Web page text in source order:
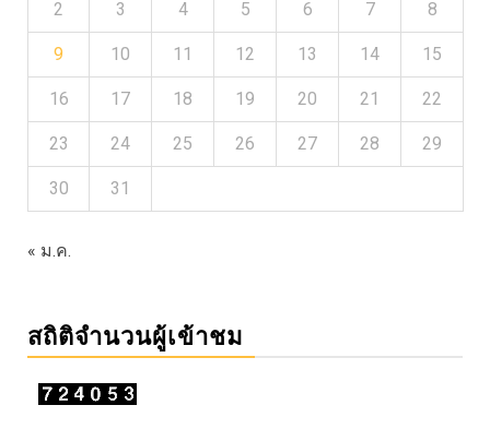
2 3 4 5 6 7 8
9 10 11 12 13 14 15
16 17 18 19 20 21 22
23 24 25 26 27 28 29
30 31
« ม.ค.
สถิติจำนวนผู้เข้าชม